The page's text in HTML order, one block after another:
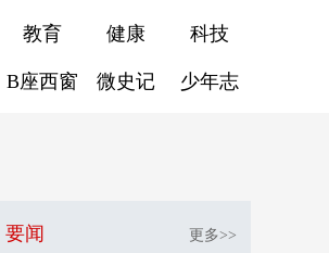
教育 健康 科技
B座西窗 微史记 少年志
要闻 更多>>